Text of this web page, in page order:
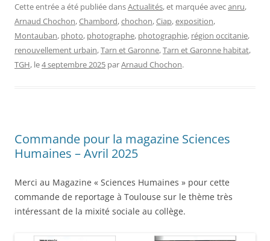
Cette entrée a été publiée dansActualités, et marquée avecanru,
Arnaud Chochon,Chambord,chochon,Ciap,exposition,
Montauban, photo, photographe, photographie, région occitanie,
renouvellement urbain,Tarn et Garonne,Tarn et Garonne habitat,
TGH, le4 septembre 2025 parArnaud Chochon.
Commande pour la magazine Sciences
Humaines – Avril 2025
Merci au Magazine « Sciences Humaines » pour cette
commande de reportage à Toulouse sur le thème très
intéressant de la mixité sociale au collège.